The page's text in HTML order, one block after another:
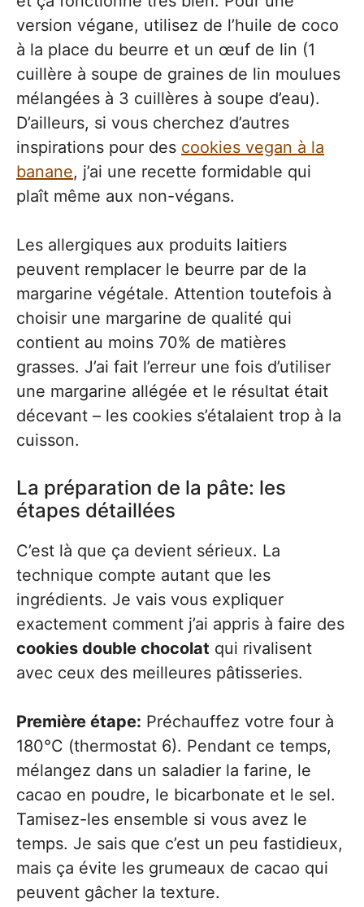
version végane, utilisez de l’huile de coco
à la place du beurre et un œuf de lin (1
cuillère à soupe de graines de lin moulues
mélangées à 3 cuillères à soupe d’eau).
D’ailleurs, si vous cherchez d’autres
inspirations pour des cookies vegan à la
banane, j’ai une recette formidable qui
plaît même aux non-végans.
Les allergiques aux produits laitiers
peuvent remplacer le beurre par de la
margarine végétale. Attention toutefois à
choisir une margarine de qualité qui
contient au moins 70% de matières
grasses. J’ai fait l’erreur une fois d’utiliser
une margarine allégée et le résultat était
décevant – les cookies s’étalaient trop à la
cuisson.
La préparation de la pâte: les
étapes détaillées
C’est là que ça devient sérieux. La
technique compte autant que les
ingrédients. Je vais vous expliquer
exactement comment j’ai appris à faire des
cookies double chocolat qui rivalisent
avec ceux des meilleures pâtisseries.
Première étape: Préchauffez votre four à
180°C (thermostat 6). Pendant ce temps,
mélangez dans un saladier la farine, le
cacao en poudre, le bicarbonate et le sel.
Tamisez-les ensemble si vous avez le
temps. Je sais que c’est un peu fastidieux,
mais ça évite les grumeaux de cacao qui
peuvent gâcher la texture.